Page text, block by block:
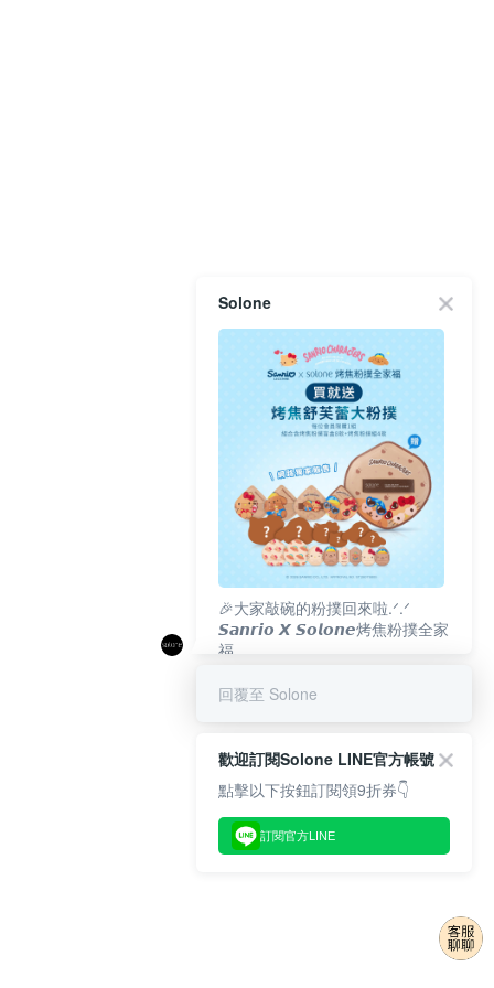
Solone
🎉大家敲碗的粉撲回來啦.ᐟ‪‪.ᐟ
𝙎𝙖𝙣𝙧𝙞𝙤 𝙓 𝙎𝙤𝙡𝙤𝙣𝙚烤焦粉撲全家
福
回覆至 Solone
歡迎訂閱Solone LINE官方帳號
點擊以下按鈕訂閱領9折券👇
訂閱官方LINE